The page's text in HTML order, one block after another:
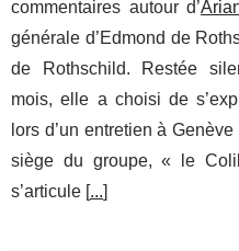
commentaires autour d’
générale d’Edmond de
de Rothschild. Restée
mois, elle a choisi de
lors d’un entretien à
siège du groupe, « le
s’articule [...]